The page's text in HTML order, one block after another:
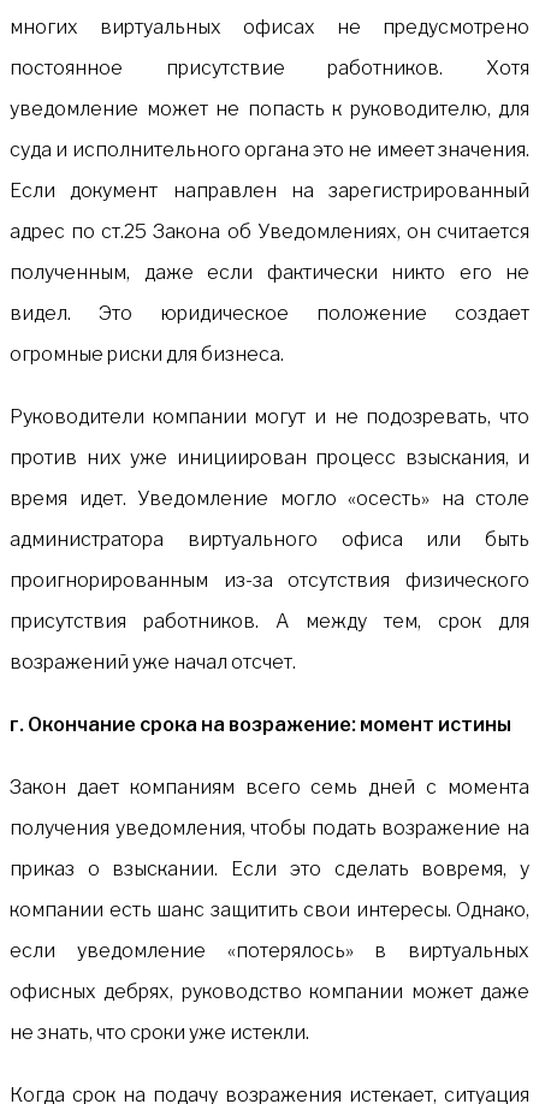
многих виртуальных офисах не предусмотрено
постоянное присутствие работников. Хотя
уведомление может не попасть к руководителю, для
суда и исполнительного органа это не имеет значения.
Если документ направлен на зарегистрированный
адрес по ст.25 Закона об Уведомлениях, он считается
полученным, даже если фактически никто его не
видел. Это юридическое положение создает
огромные риски для бизнеса.
Руководители компании могут и не подозревать, что
против них уже инициирован процесс взыскания, и
время идет. Уведомление могло «осесть» на столе
администратора виртуального офиса или быть
проигнорированным из-за отсутствия физического
присутствия работников. А между тем, срок для
возражений уже начал отсчет.
г. Окончание срока на возражение: момент истины
Закон дает компаниям всего семь дней с момента
получения уведомления, чтобы подать возражение на
приказ о взыскании. Если это сделать вовремя, у
компании есть шанс защитить свои интересы. Однако,
если уведомление «потерялось» в виртуальных
офисных дебрях, руководство компании может даже
не знать, что сроки уже истекли.
Когда срок на подачу возражения истекает, ситуация